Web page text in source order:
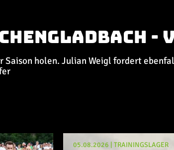
-
holen. Julian Weigl fordert
05.08.2026 TRAININGSLAGER